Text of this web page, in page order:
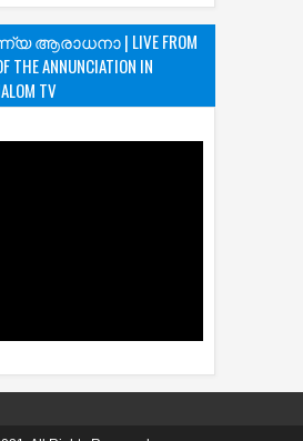
ആരാധനാ | LIVE FROM
THE ANNUNCIATION IN
TV